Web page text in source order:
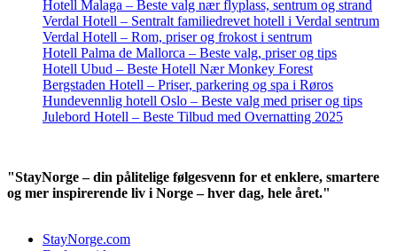
Hotell Malaga – Beste valg nær flyplass, sentrum og strand
Verdal Hotell – Sentralt familiedrevet hotell i Verdal sentrum
Verdal Hotell – Rom, priser og frokost i sentrum
Hotell Palma de Mallorca – Beste valg, priser og tips
Hotell Ubud – Beste Hotell Nær Monkey Forest
Bergstaden Hotell – Priser, parkering og spa i Røros
Hundevennlig hotell Oslo – Beste valg med priser og tips
Julebord Hotell – Beste Tilbud med Overnatting 2025
"StayNorge – din pålitelige følgesvenn for et enklere, smartere
og mer inspirerende liv i Norge – hver dag, hele året."
StayNorge.com